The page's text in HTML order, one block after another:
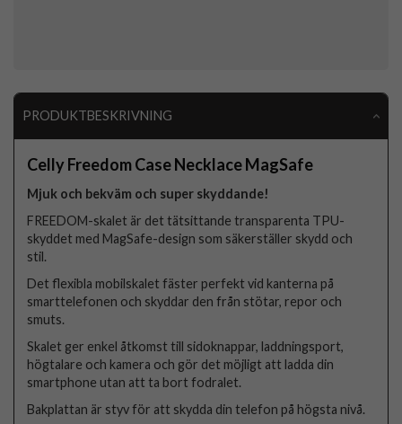
PRODUKTBESKRIVNING
Celly Freedom Case Necklace MagSafe
Mjuk och bekväm och super skyddande!
FREEDOM-skalet är det tätsittande transparenta TPU-
skyddet med MagSafe-design som säkerställer skydd och
stil.
Det flexibla mobilskalet fäster perfekt vid kanterna på
smarttelefonen och skyddar den från stötar, repor och
smuts.
Skalet ger enkel åtkomst till sidoknappar, laddningsport,
högtalare och kamera och gör det möjligt att ladda din
smartphone utan att ta bort fodralet.
Bakplattan är styv för att skydda din telefon på högsta nivå.